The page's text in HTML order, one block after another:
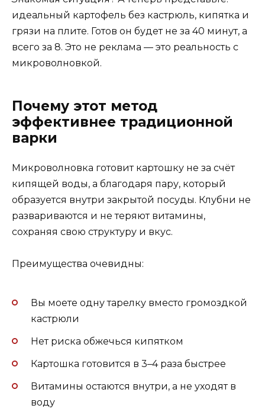
идеальный картофель без кастрюль, кипятка и
грязи на плите. Готов он будет не за 40 минут, а
всего за 8. Это не реклама — это реальность с
микроволновкой.
Почему этот метод
эффективнее традиционной
варки
Микроволновка готовит картошку не за счёт
кипящей воды, а благодаря пару, который
образуется внутри закрытой посуды. Клубни не
развариваются и не теряют витамины,
сохраняя свою структуру и вкус.
Преимущества очевидны:
Вы моете одну тарелку вместо громоздкой
кастрюли
Нет риска обжечься кипятком
Картошка готовится в 3–4 раза быстрее
Витамины остаются внутри, а не уходят в
воду